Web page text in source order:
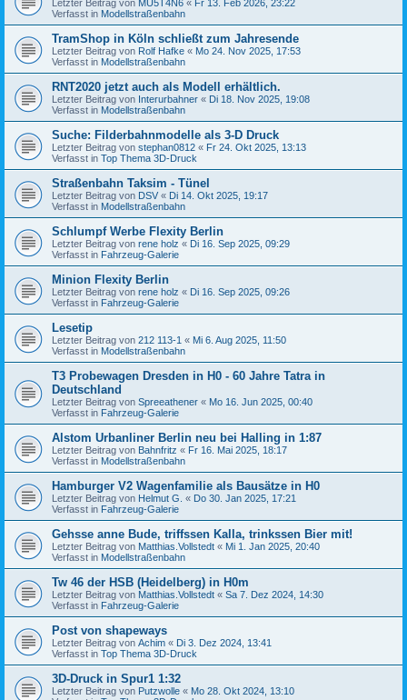
Letzter Beitrag von MU5T4N6 « Fr 13. Feb 2026, 23:22
Verfasst in Modellstraßenbahn
TramShop in Köln schließt zum Jahresende
Letzter Beitrag von Rolf Hafke « Mo 24. Nov 2025, 17:53
Verfasst in Modellstraßenbahn
RNT2020 jetzt auch als Modell erhältlich.
Letzter Beitrag von Interurbahner « Di 18. Nov 2025, 19:08
Verfasst in Modellstraßenbahn
Suche: Filderbahnmodelle als 3-D Druck
Letzter Beitrag von stephan0812 « Fr 24. Okt 2025, 13:13
Verfasst in Top Thema 3D-Druck
Straßenbahn Taksim - Tünel
Letzter Beitrag von DSV « Di 14. Okt 2025, 19:17
Verfasst in Modellstraßenbahn
Schlumpf Werbe Flexity Berlin
Letzter Beitrag von rene holz « Di 16. Sep 2025, 09:29
Verfasst in Fahrzeug-Galerie
Minion Flexity Berlin
Letzter Beitrag von rene holz « Di 16. Sep 2025, 09:26
Verfasst in Fahrzeug-Galerie
Lesetip
Letzter Beitrag von 212 113-1 « Mi 6. Aug 2025, 11:50
Verfasst in Modellstraßenbahn
T3 Probewagen Dresden in H0 - 60 Jahre Tatra in
Deutschland
Letzter Beitrag von Spreeathener « Mo 16. Jun 2025, 00:40
Verfasst in Fahrzeug-Galerie
Alstom Urbanliner Berlin neu bei Halling in 1:87
Letzter Beitrag von Bahnfritz « Fr 16. Mai 2025, 18:17
Verfasst in Modellstraßenbahn
Hamburger V2 Wagenfamilie als Bausätze in H0
Letzter Beitrag von Helmut G. « Do 30. Jan 2025, 17:21
Verfasst in Fahrzeug-Galerie
Gehsse anne Bude, triffssen Kalla, trinkssen Bier mit!
Letzter Beitrag von Matthias.Vollstedt « Mi 1. Jan 2025, 20:40
Verfasst in Modellstraßenbahn
Tw 46 der HSB (Heidelberg) in H0m
Letzter Beitrag von Matthias.Vollstedt « Sa 7. Dez 2024, 14:30
Verfasst in Fahrzeug-Galerie
Post von shapeways
Letzter Beitrag von Achim « Di 3. Dez 2024, 13:41
Verfasst in Top Thema 3D-Druck
3D-Druck in Spur1 1:32
Letzter Beitrag von Putzwolle « Mo 28. Okt 2024, 13:10